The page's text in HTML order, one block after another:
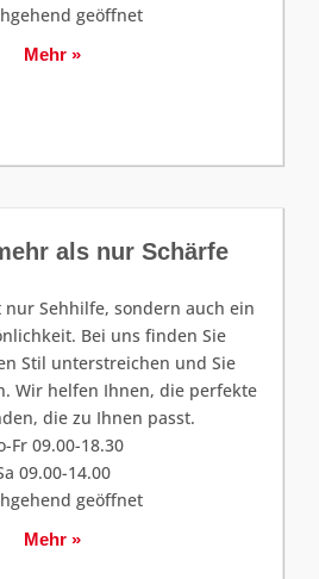
geöffnet
Mehr »
als nur Schärfe
Sehhilfe, sondern auch ein
Bei uns finden Sie
Stil unterstreichen und Sie
Wir helfen Ihnen, die perfekte
die zu Ihnen passt.
Fr 09.00-18.30
09.00-14.00
geöffnet
Mehr »